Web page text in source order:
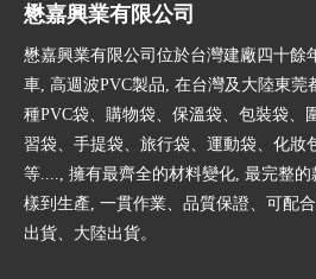
懋嘉興業有限公司
懋嘉興業有限公司位於台灣建廠四十餘
車, 高週波PVC製品, 在台灣及大陸東莞
種PVC袋、購物袋、保溫袋、包裝袋、
習袋、手提袋、旅行袋、運動袋、化妝
等...., 擁有最齊全的材料變化, 最完整
樣到生產, 一貫作業、品質保證、可配
出貨、大陸出貨。